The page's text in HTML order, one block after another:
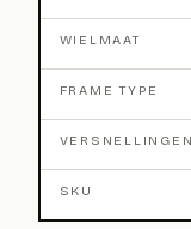
WIELMAAT
FRAME TYPE
VERSNELLINGEN
SKU